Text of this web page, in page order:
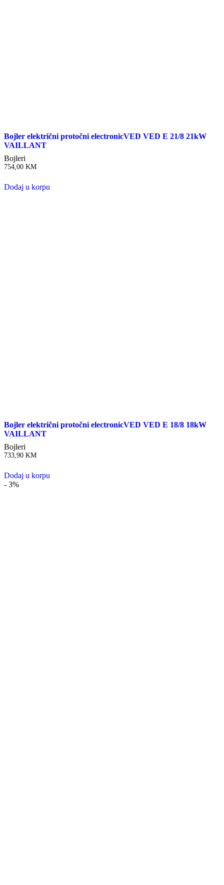
Bojler električni protočni electronicVED VED E 21/8 21kW
VAILLANT
Bojleri
754,00 KM
Dodaj u korpu
Bojler električni protočni electronicVED VED E 18/8 18kW
VAILLANT
Bojleri
733,90 KM
Dodaj u korpu
- 3%